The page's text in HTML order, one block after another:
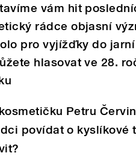
vám hit
rádce objasní
pro vyjížďky do
hlasovat ve 28.
Petru
povídat o kyslíkové